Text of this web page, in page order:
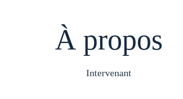
À propos
intervenant